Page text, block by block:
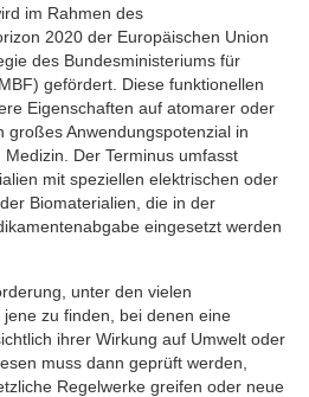
im Rahmen des
2020 der Europäischen Union
des Bundesministeriums für
gefördert. Diese funktionellen
Eigenschaften auf atomarer oder
großes Anwendungspotenzial in
Der Terminus umfasst
mit speziellen elektrischen oder
Biomaterialien, die in der
eingesetzt werden
unter den vielen
zu finden, bei denen eine
ihrer Wirkung auf Umwelt oder
muss dann geprüft werden,
Regelwerke greifen oder neue